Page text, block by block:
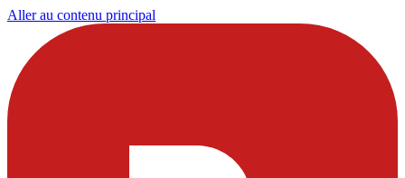
Aller au contenu principal